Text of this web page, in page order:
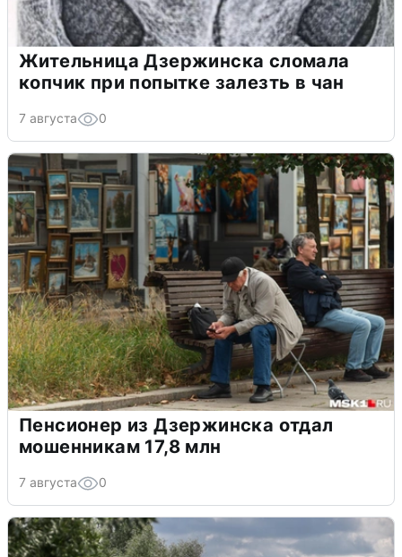
Жительница Дзержинска сломала
копчик при попытке залезть в чан
7 августа 0
Пенсионер из Дзержинска отдал
мошенникам 17,8 млн
7 августа 0